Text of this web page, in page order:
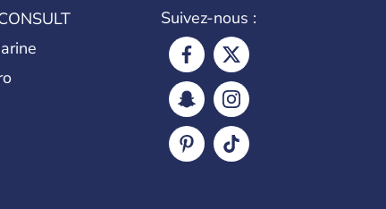
de la Tunisie le 20 mars 1956,
rendue en 1963.
Suivez-nous :